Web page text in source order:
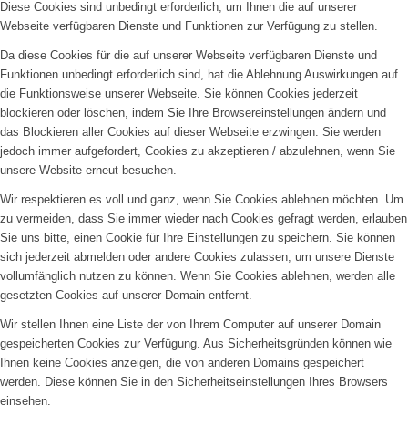
Diese Cookies sind unbedingt erforderlich, um Ihnen die auf unserer
Webseite verfügbaren Dienste und Funktionen zur Verfügung zu stellen.
Da diese Cookies für die auf unserer Webseite verfügbaren Dienste und
Funktionen unbedingt erforderlich sind, hat die Ablehnung Auswirkungen auf
die Funktionsweise unserer Webseite. Sie können Cookies jederzeit
blockieren oder löschen, indem Sie Ihre Browsereinstellungen ändern und
das Blockieren aller Cookies auf dieser Webseite erzwingen. Sie werden
jedoch immer aufgefordert, Cookies zu akzeptieren / abzulehnen, wenn Sie
unsere Website erneut besuchen.
Wir respektieren es voll und ganz, wenn Sie Cookies ablehnen möchten. Um
zu vermeiden, dass Sie immer wieder nach Cookies gefragt werden, erlauben
Sie uns bitte, einen Cookie für Ihre Einstellungen zu speichern. Sie können
sich jederzeit abmelden oder andere Cookies zulassen, um unsere Dienste
vollumfänglich nutzen zu können. Wenn Sie Cookies ablehnen, werden alle
gesetzten Cookies auf unserer Domain entfernt.
Wir stellen Ihnen eine Liste der von Ihrem Computer auf unserer Domain
gespeicherten Cookies zur Verfügung. Aus Sicherheitsgründen können wie
Ihnen keine Cookies anzeigen, die von anderen Domains gespeichert
werden. Diese können Sie in den Sicherheitseinstellungen Ihres Browsers
einsehen.